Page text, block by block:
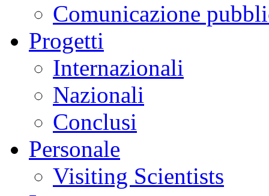
Comunicazione
Progetti
Internazionali
Nazionali
Conclusi
Personale
Visiting Scientists